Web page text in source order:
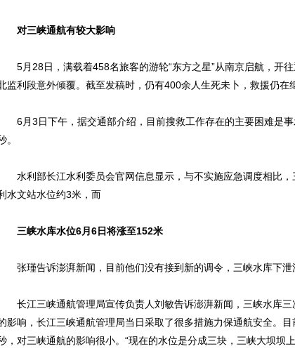
对三峡通航有较大影响
5月28日，满载着458名旅客的游轮“东方之星”从南京启航，开
监利段意外倾覆。截至发稿时，仍有400余人生死未卜，救援仍在
6月3日下午，据交通部介绍，目前搜救工作存在的主要困难是事
。
水利部长江水利委员会官网信息显示，与不实施应急调度相比，
水文站水位约3米，而
三峡水库水位6月6日将涨至152米
张瑾告诉澎湃新闻，目前他们没有接到新的调令，三峡水库下泄
长江三峡通航管理局宣传负责人刘敏告诉澎湃新闻，三峡水库三
影响，长江三峡通航管理局当日采取了很多措施力保通航安全。
，对三峡通航的影响很小。“现在的水位是分成三块，三峡大坝坝